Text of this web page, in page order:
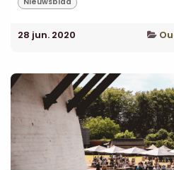
28 jun. 2020